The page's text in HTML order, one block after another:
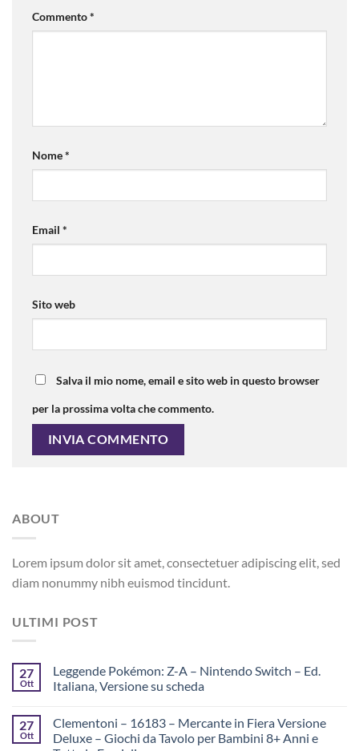
Commento*
Nome*
Email *
Sito web
Salva il mio nome, email e sito web in questo browser
per la prossima volta che commento.
ABOUT
Lorem ipsum dolor sit amet, consectetuer adipiscing elit, sed
diam nonummy nibh euismod tincidunt.
ULTIMI POST
27
Ott
Leggende Pokémon: Z-A – Nintendo Switch – Ed.
Italiana, Versione su scheda
27
Ott
Clementoni – 16183 – Mercante in Fiera Versione
Deluxe – Giochi da Tavolo per Bambini 8+ Anni e